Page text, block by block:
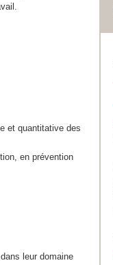
et quantitative des
en prévention
leur domaine